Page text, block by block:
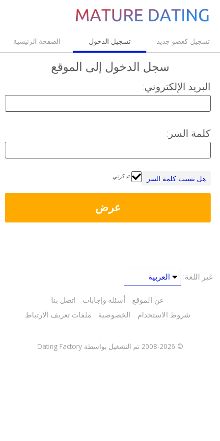
الصفحة الرئيسية تسجيل الدخول تسجيل كعضو جديد
سجل الدخول إلى الموقع
البريد الإلكتروني:
كلمة السر:
تذكرني هل نسيت كلمة السر
غير اللغة:
عن الموقع أسئلة وإجابات
اتصل بنا
شروط الاستخدام
الخصوصية ملفات تعريف الارتباط
© 2008-2026 تم التشغيل بواسطة Dating Factory